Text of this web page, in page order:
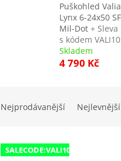
Puškohled
Lynx 6-24x50
Mil-Dot + Sleva
s kódem VALI10
Skladem
4 790 Kč
n
Nejprodávanější Nejlevnější
V SALECODE:VALI10:10:%